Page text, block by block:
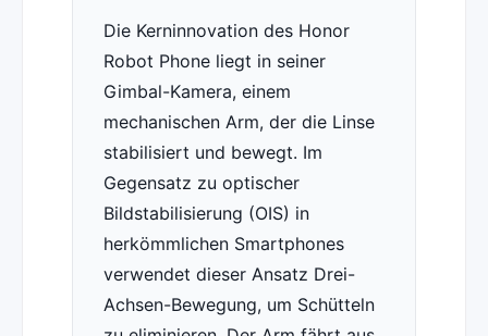
Die Kerninnovation des Honor
Robot Phone liegt in seiner
Gimbal-Kamera, einem
mechanischen Arm, der die Linse
stabilisiert und bewegt. Im
Gegensatz zu optischer
Bildstabilisierung (OIS) in
herkömmlichen Smartphones
verwendet dieser Ansatz Drei-
Achsen-Bewegung, um Schütteln